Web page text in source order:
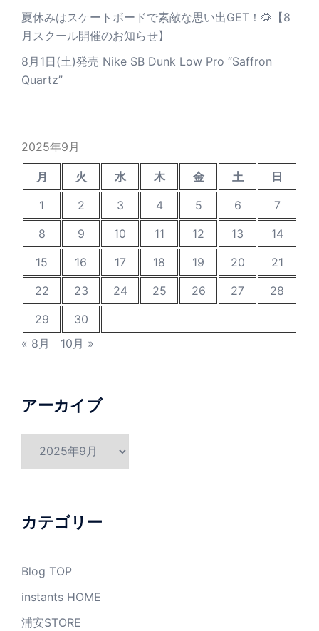
夏休みはスケートボードで素敵な思い出GET！🌻【8
月スクール開催のお知らせ】
8月1日(土)発売 Nike SB Dunk Low Pro “Saffron
Quartz”
2025年9月
月 火 水 木 金 土
日
1
2 3 4 5 6
7
8
9 10 11 12 13
14
15
16 17 18 19 20
21
22
23 24 25 26 27
28
29
30
« 8月
10月 »
アーカイブ
ブ
カテゴリー
Blog TOP
instants HOME
浦安STORE